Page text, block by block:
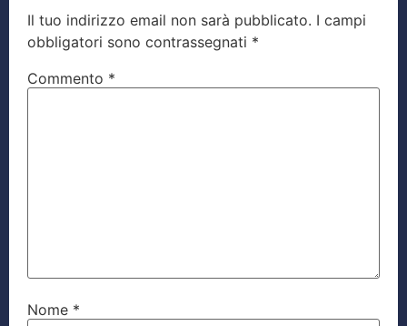
Il tuo indirizzo email non sarà pubblicato. I campi
obbligatori sono contrassegnati *
Commento *
Nome *